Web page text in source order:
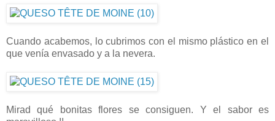
Cuando acabemos, lo cubrimos con el mismo plástico en el
que venía envasado y a la nevera.
Mirad qué bonitas flores se consiguen. Y el sabor es